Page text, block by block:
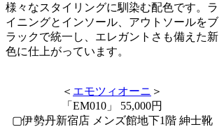
様々なスタイリングに馴染む配色です。ラ
イニングとインソール、アウトソールをブ
ラックで統一し、エレガントさも備えた新
色に仕上がっています。
＜ エモツィオーニ ＞
「EM010」 55,000円
▢伊勢丹新宿店 メンズ館地下1階 紳士靴